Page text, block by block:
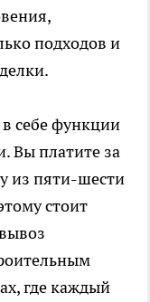
подходов и
себе функции
Вы платите за
из пяти-шести
стоит
где каждый